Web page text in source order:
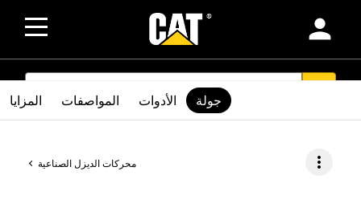
person
SEARCH
محركات الديزل الصناعية more_vert
المزايا المواصفات الأدوات جولة